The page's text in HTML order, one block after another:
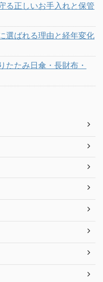
る正しいお手入れと保管
選ばれる理由と経年変化
たたみ日傘・長財布・